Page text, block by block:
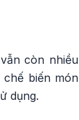
còn
biến
dụng.